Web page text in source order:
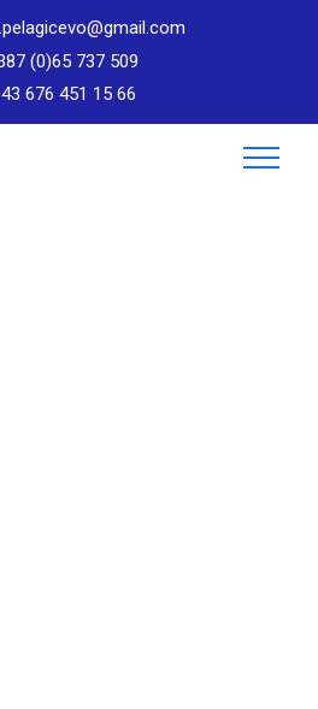
(0)65 737 509
676 451 15 66